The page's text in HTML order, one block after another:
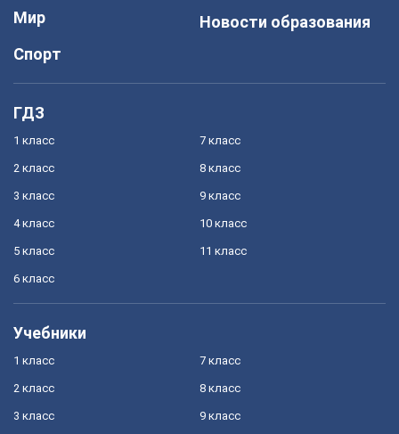
Мир
Спорт
Новости образования
ГДЗ
1 класс
2 класс
3 класс
4 класс
5 класс
6 класс
7 класс
8 класс
9 класс
10 класс
11 класс
Учебники
1 класс
2 класс
3 класс
7 класс
8 класс
9 класс